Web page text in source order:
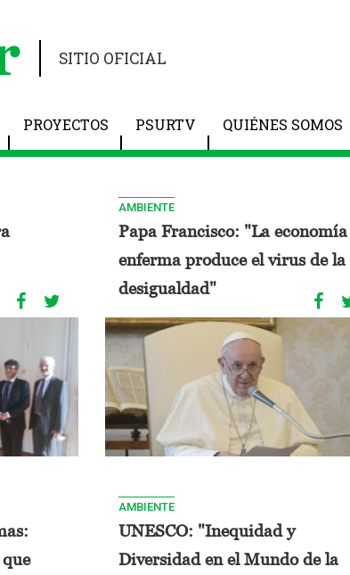
SITIO OFICIAL
PROYECTOS PSURTV QUIÉNES SOMOS
AMBIENTE
Papa Francisco: "La economía
enferma produce el virus de la
desigualdad"
AMBIENTE
UNESCO: "Inequidad y
Diversidad en el Mundo de la